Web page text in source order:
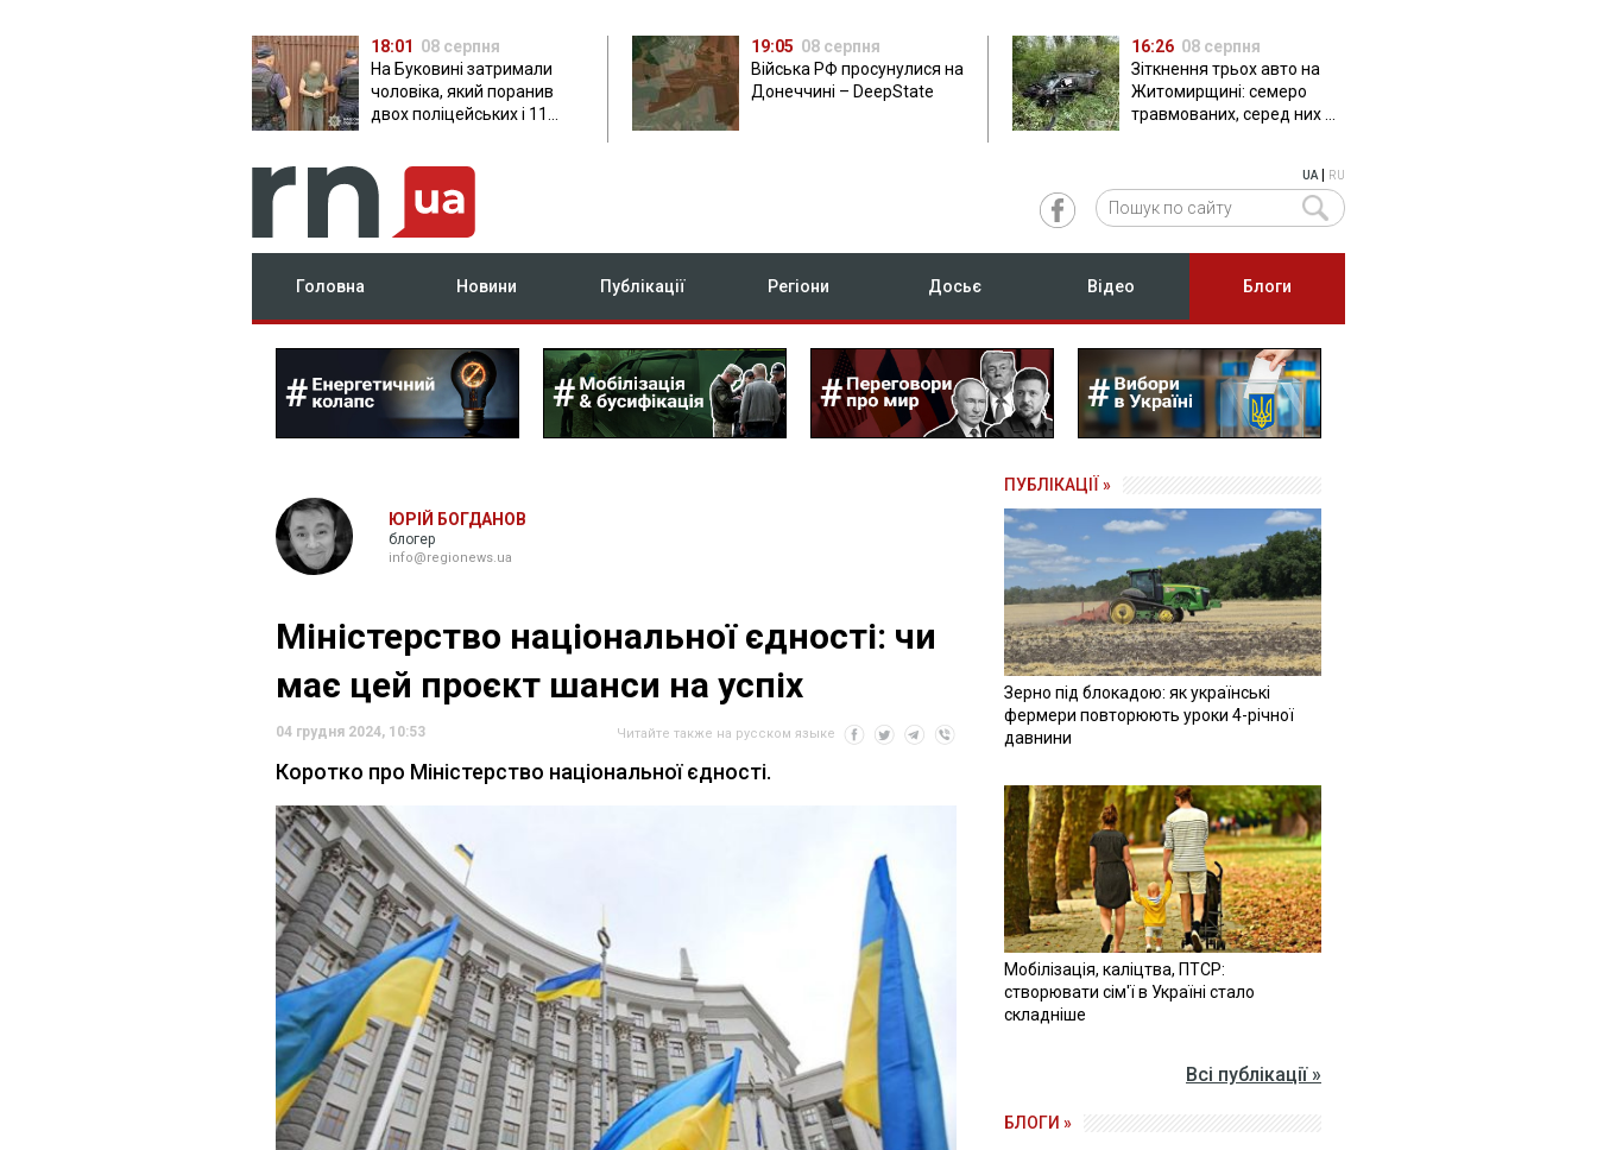
18:01 08 серпня
На Буковині затримали
чоловіка, який поранив
двох поліцейських і 11
19:05 08 серпня
Війська РФ просунулися на
Донеччині – DeepState
16:26 08 серпня
Зіткнення трьох авто на
Житомирщині: семеро
травмованих, серед них –
UA| RU
Головна Новини Публікації Регіони Досьє Відео Блоги
ЮРІЙ БОГДАНОВ
блогер
info@regionews.ua
Міністерство національної єдності: чи
має цей проєкт шанси на успіх
04 грудня 2024, 10:53 Читайте также на русском языке
Коротко про Міністерство національної єдності.
ПУБЛІКАЦІЇ »
Зерно під блокадою: як українські
фермери повторюють уроки 4-річної
давнини
Мобілізація, каліцтва, ПТСР:
створювати сім'ї в Україні стало
складніше
Всі публікації »
БЛОГИ »